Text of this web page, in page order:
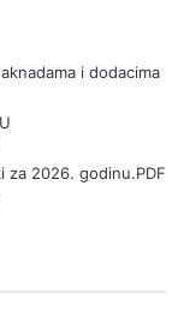
i dodacima
za 2026. godinu.PDF